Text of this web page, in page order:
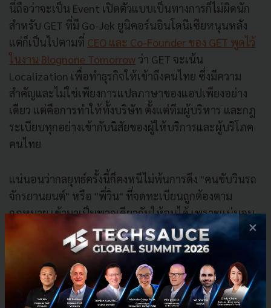
นี่ถือว่าจะเป็น Event เปิดตัวแบบเป็นทางการก็ไม่ผิดนัก
สำหรับ GET ที่มี Go-Jek ยูนิคอร์นอินโดนีเซียหนุนหลัง
แต่ก็เป็นไปตามที่ CEO และ Co-Founder ของ GET พูดไว้
ในงาน Blognone Tomorrow ว่า GET จะเน้น
Localization เพื่อทำธุรกิจให้เข้าถึงคนไทย ซึ่งมีความ
สำคัญและไม่ใช่เพียงการแปลภาษาของแอปเพียงอย่าง
เดียว แต่คือการทำให้ทั้งบริษัท ตั้งแต่ทีมผู้บริหาร และกฎ
ระเบียบทุกอย่างเข้ากับนิสัยของผู้ให้บริการและผู้บริโภค
คนไทย
แน่นอนว่ากลยุทธ์ครั้งนี้ก็คงหนีไม่พ้นการดึง "คนขับวินรถ
จักรยานยนต์" หรือ "พี่วิน" ที่จดทะเบียนถูกต้องตาม
กฎหมาย เข้ามาเป็นพวกเดียวกันให้จนได้ เพราะแน่นอน
ว่าการสร้างทางเลือกใหม่ให้ผู้บริโภคในครั้งนี้ ก็ต้องทำไป
ควบคู่กับการผูกมิตรและส่งเสริมบริการท้องถิ่นที่มีอยู่ด้วย
เพราะในอดีตคลายเคสๆ ที่เรื่องเป็นคู่แข่ง (ทั้งในไทยและ
×